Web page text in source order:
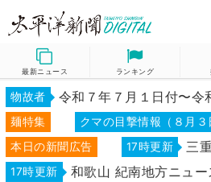
最新ニュース ランキング
物故者 令和７年７月１日付〜令
麺特集 クマの目撃情報（８月３
本日の新聞広告 17時更新 三
17時更新 和歌山 紀南地方ニュー